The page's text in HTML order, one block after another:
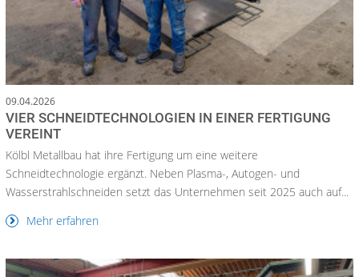
09.04.2026
VIER SCHNEIDTECHNOLOGIEN IN EINER FERTIGUNG
VEREINT
Kölbl Metallbau hat ihre Fertigung um eine weitere
Schneidtechnologie ergänzt. Neben Plasma-, Autogen- und
Wasserstrahlschneiden setzt das Unternehmen seit 2025 auch auf...
Mehr erfahren